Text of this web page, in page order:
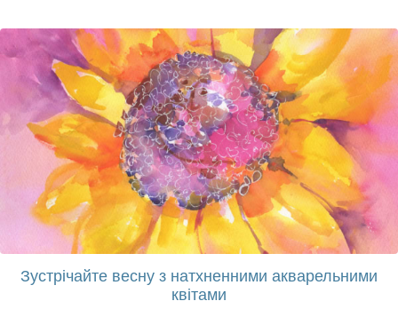
Продукти
Події
Ресурси
Знайти роздрібного продавця
Зустрічайте весну з натхненними акварельними
квітами